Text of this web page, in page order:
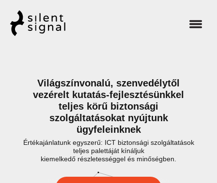
Világszínvonalú, szenvedélytől
vezérelt kutatás-fejlesztésünkkel
teljes körű biztonsági
szolgáltatásokat nyújtunk
ügyfeleinknek
Értékajánlatunk egyszerű: ICT biztonsági szolgáltatások
teljes palettáját kínáljuk
kiemelkedő részletességgel és minőségben.